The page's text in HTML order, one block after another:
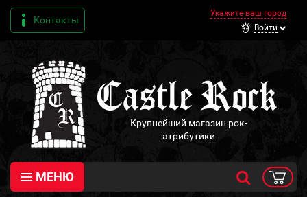
Контакты
Укажите ваш город
Войти
Крупнейший магазин рок-
атрибутики
МЕНЮ